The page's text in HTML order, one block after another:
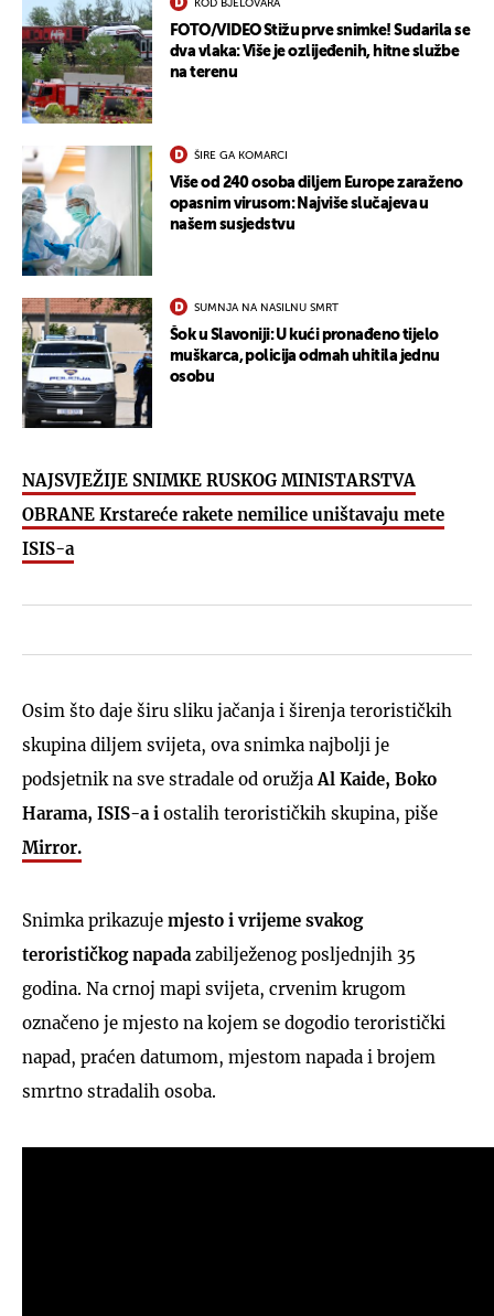
KOD BJELOVARA
FOTO/VIDEO Stižu prve snimke! Sudarila se
dva vlaka: Više je ozlijeđenih, hitne službe
na terenu
ŠIRE GA KOMARCI
Više od 240 osoba diljem Europe zaraženo
opasnim virusom: Najviše slučajeva u
našem susjedstvu
SUMNJA NA NASILNU SMRT
Šok u Slavoniji: U kući pronađeno tijelo
muškarca, policija odmah uhitila jednu
osobu
NAJSVJEŽIJE SNIMKE RUSKOG MINISTARSTVA
OBRANE Krstareće rakete nemilice uništavaju mete
ISIS-a
Osim što daje širu sliku jačanja i širenja terorističkih
skupina diljem svijeta, ova snimka najbolji je
podsjetnik na sve stradale od oružja Al Kaide, Boko
Harama, ISIS-a i ostalih terorističkih skupina, piše
Mirror.
Snimka prikazuje mjesto i vrijeme svakog
terorističkog napada zabilježenog posljednjih 35
godina. Na crnoj mapi svijeta, crvenim krugom
označeno je mjesto na kojem se dogodio teroristički
napad, praćen datumom, mjestom napada i brojem
smrtno stradalih osoba.